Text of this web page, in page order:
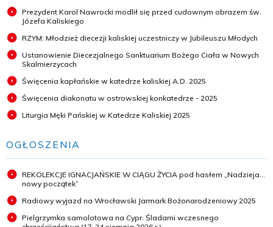
Prezydent Karol Nawrocki modlił się przed cudownym obrazem św.
Józefa Kaliskiego
RZYM: Młodzież diecezji kaliskiej uczestniczy w Jubileuszu Młodych
Ustanowienie Diecezjalnego Sanktuarium Bożego Ciała w Nowych
Skalmierzycach
Święcenia kapłańskie w katedrze kaliskiej A.D. 2025
Święcenia diakonatu w ostrowskiej konkatedrze - 2025
Liturgia Męki Pańskiej w Katedrze Kaliskiej 2025
OGŁOSZENIA
REKOLEKCJE IGNACJAŃSKIE W CIĄGU ŻYCIA pod hasłem „Nadzieja...
nowy początek”
Radiowy wyjazd na Wrocławski Jarmark Bożonarodzeniowy 2025
Pielgrzymka samolotowa na Cypr. Śladami wczesnego